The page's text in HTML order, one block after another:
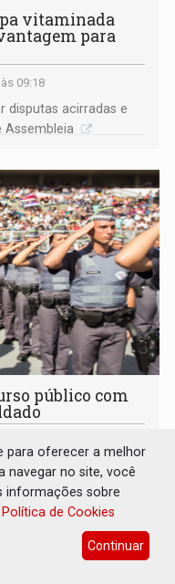
vitaminada
para
09:18
disputas acirradas e
Assembleia
público com
busca ingressar na
de R$ 5.482,51
para oferecer a melhor
navegar no site, você
informações sobre
Política de Cookies
Continuar